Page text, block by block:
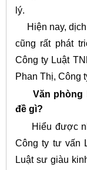
lý.
Hiện nay, dịch
cũng rất phát
Công ty Luật
Phan Thị, Công
Văn phòng
đề gì?
Hiểu được
Công ty tư vấn
Luật sư giàu